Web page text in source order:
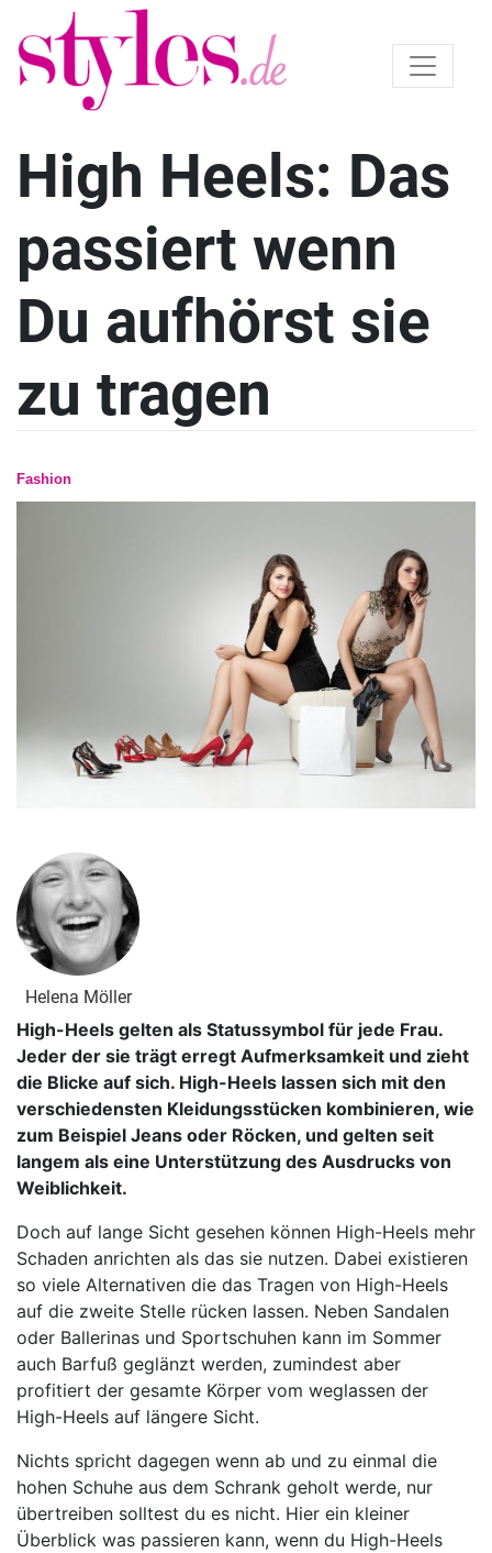
High Heels: Das
passiert wenn
Du aufhörst sie
zu tragen
Fashion
Helena Möller
High-Heels gelten als Statussymbol für jede Frau.
Jeder der sie trägt erregt Aufmerksamkeit und zieht
die Blicke auf sich. High-Heels lassen sich mit den
verschiedensten Kleidungsstücken kombinieren, wie
zum Beispiel Jeans oder Röcken, und gelten seit
langem als eine Unterstützung des Ausdrucks von
Weiblichkeit.
Doch auf lange Sicht gesehen können High-Heels mehr
Schaden anrichten als das sie nutzen. Dabei existieren
so viele Alternativen die das Tragen von High-Heels
auf die zweite Stelle rücken lassen. Neben Sandalen
oder Ballerinas und Sportschuhen kann im Sommer
auch Barfuß geglänzt werden, zumindest aber
profitiert der gesamte Körper vom weglassen der
High-Heels auf längere Sicht.
Nichts spricht dagegen wenn ab und zu einmal die
hohen Schuhe aus dem Schrank geholt werde, nur
übertreiben solltest du es nicht. Hier ein kleiner
Überblick was passieren kann, wenn du High-Heels